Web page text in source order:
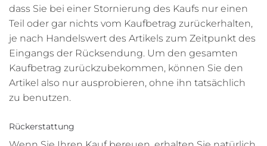
dass Sie bei einer Stornierung des Kaufs nur einen
Teil oder gar nichts vom Kaufbetrag zurückerhalten,
je nach Handelswert des Artikels zum Zeitpunkt des
Eingangs der Rücksendung. Um den gesamten
Kaufbetrag zurückzubekommen, können Sie den
Artikel also nur ausprobieren, ohne ihn tatsächlich
zu benutzen.
Rückerstattung